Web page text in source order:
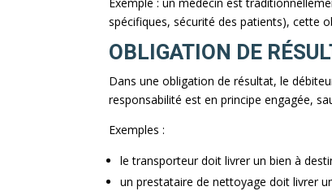
Exemple : un médecin est
spécifiques, sécurité des patients), cette
OBLIGATION DE
Dans une obligation de résultat, le
responsabilité est en principe engagée,
Exemples :
le transporteur doit livrer un bien à
un prestataire de nettoyage doit livrer